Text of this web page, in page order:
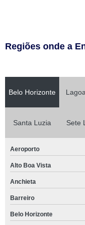
Regiões onde a
Belo Horizonte
Santa Luzia Sete
Aeroporto
Alto Boa Vista
Anchieta
Barreiro
Belo Horizonte